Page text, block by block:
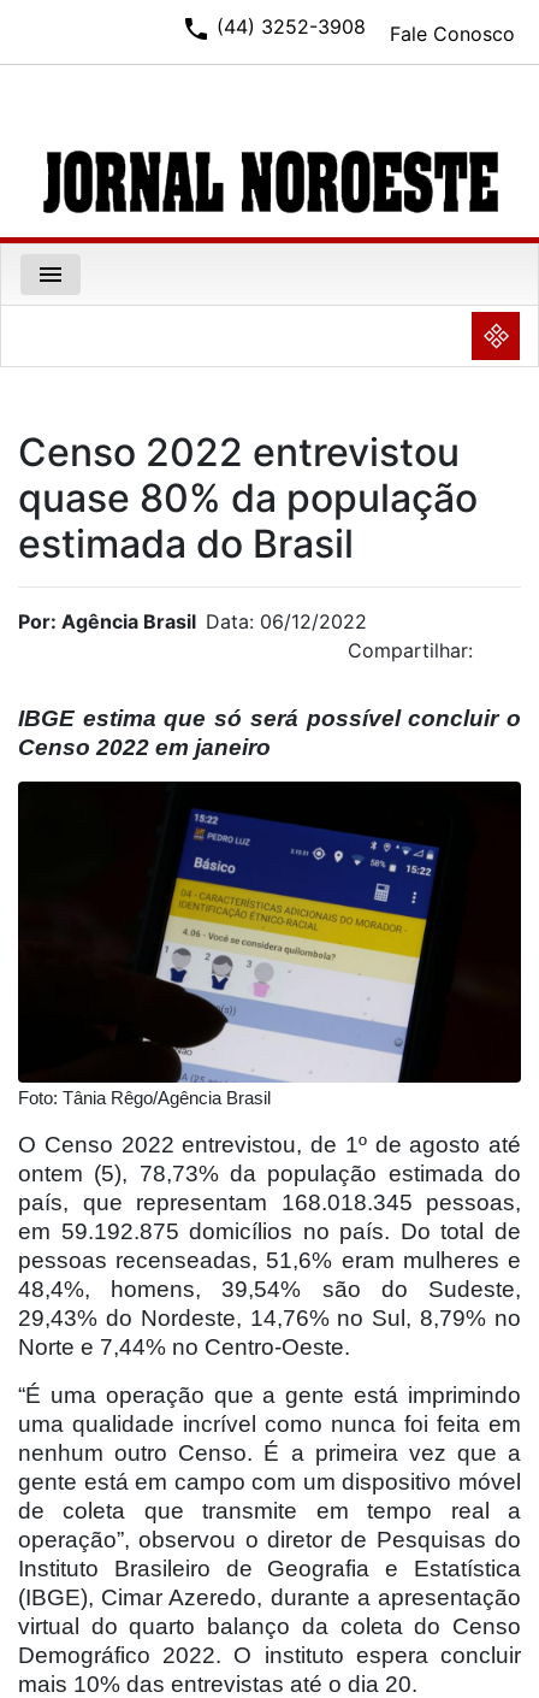
Fale Conosco
phone (44) 3252-3908
menu
NULL
Censo 2022 entrevistou
quase 80% da população
estimada do Brasil
Por: Agência Brasil Data: 06/12/2022
Compartilhar:
IBGE estima que só será possível concluir o
Censo 2022 em janeiro
Foto: Tânia Rêgo/Agência Brasil
O Censo 2022 entrevistou, de 1º de agosto até
ontem (5), 78,73% da população estimada do
país, que representam 168.018.345 pessoas,
em 59.192.875 domicílios no país. Do total de
pessoas recenseadas, 51,6% eram mulheres e
48,4%, homens, 39,54% são do Sudeste,
29,43% do Nordeste, 14,76% no Sul, 8,79% no
Norte e 7,44% no Centro-Oeste.
“É uma operação que a gente está imprimindo
uma qualidade incrível como nunca foi feita em
nenhum outro Censo. É a primeira vez que a
gente está em campo com um dispositivo móvel
de coleta que transmite em tempo real a
operação”, observou o diretor de Pesquisas do
Instituto Brasileiro de Geografia e Estatística
(IBGE), Cimar Azeredo, durante a apresentação
virtual do quarto balanço da coleta do Censo
Demográfico 2022. O instituto espera concluir
mais 10% das entrevistas até o dia 20.